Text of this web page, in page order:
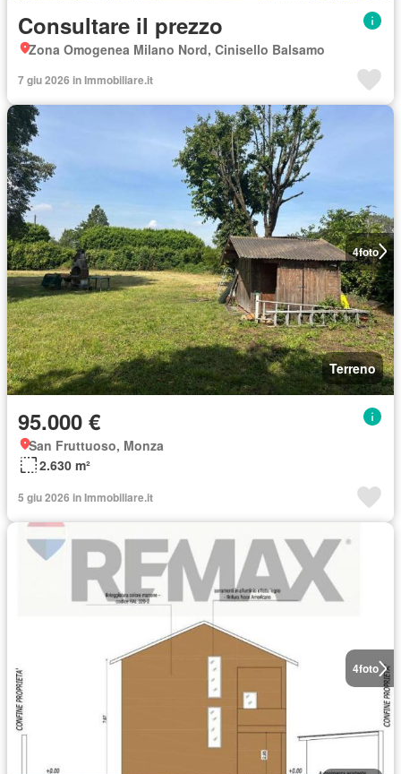
Consultare il prezzo
Zona Omogenea Milano Nord, Cinisello Balsamo
7 giu 2026 in Immobiliare.it
4foto
Terreno
95.000 €
San Fruttuoso, Monza
2.630 m²
5 giu 2026 in Immobiliare.it
4foto